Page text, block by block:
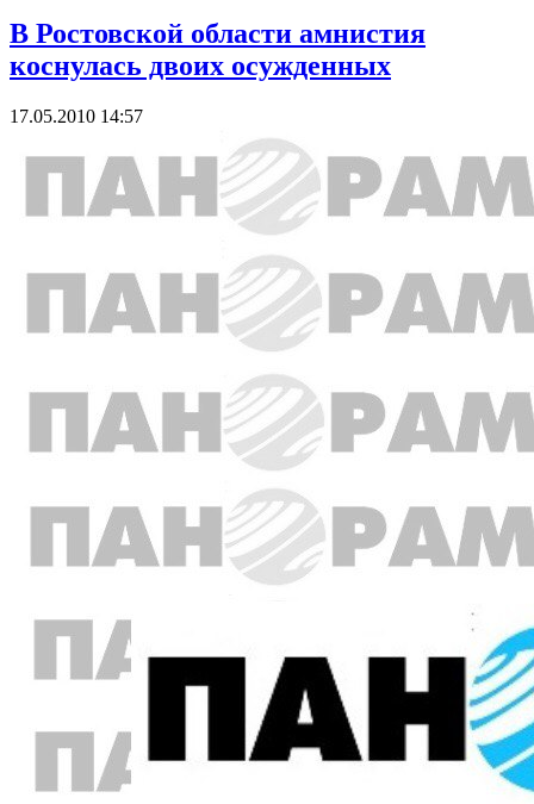
В Ростовской области амнистия
коснулась двоих осужденных
17.05.2010 14:57